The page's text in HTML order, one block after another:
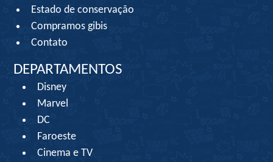
Estado de conservação
Compramos gibis
Contato
DEPARTAMENTOS
Disney
Marvel
DC
Faroeste
Cinema e TV